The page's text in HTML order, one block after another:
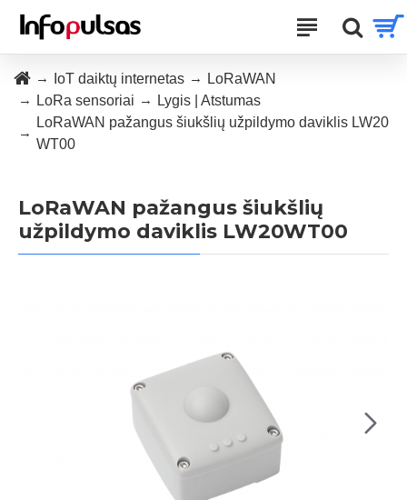
IoT daiktų internetas
LoRaWAN
LoRa sensoriai
Lygis | Atstumas
LoRaWAN pažangus šiukšlių užpildymo daviklis LW20
WT00
LoRaWAN pažangus šiukšlių
užpildymo daviklis LW20WT00